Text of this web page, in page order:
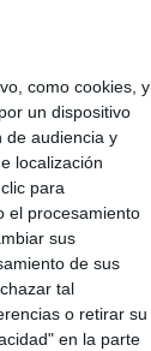
como cookies, y
un dispositivo
de audiencia y
localización
para
el procesamiento
sus
de sus
tal
o retirar su
en la parte